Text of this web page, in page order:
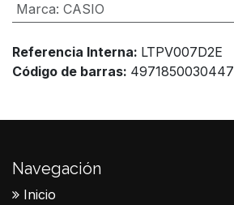
Marca: CASIO
Referencia Interna: LTPV007D2E
Código de barras: 4971850030447
Navegación
Inicio